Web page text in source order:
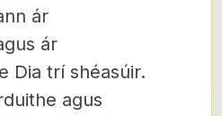
ár
ár
Dia trí shéasúir.
agus